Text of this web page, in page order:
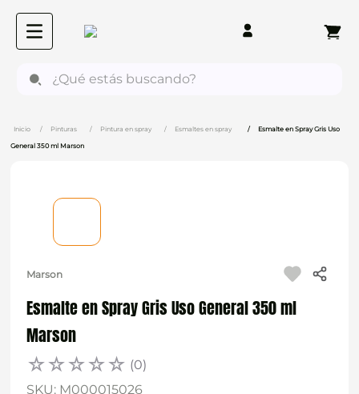
Pinturas Pintura en spray Esmaltes en spray Esmalte en Spray Gris Uso
General 350 ml Marson
Marson
Esmalte en Spray Gris Uso General 350 ml
Marson
☆☆☆☆☆ (0)
SKU: M000015026